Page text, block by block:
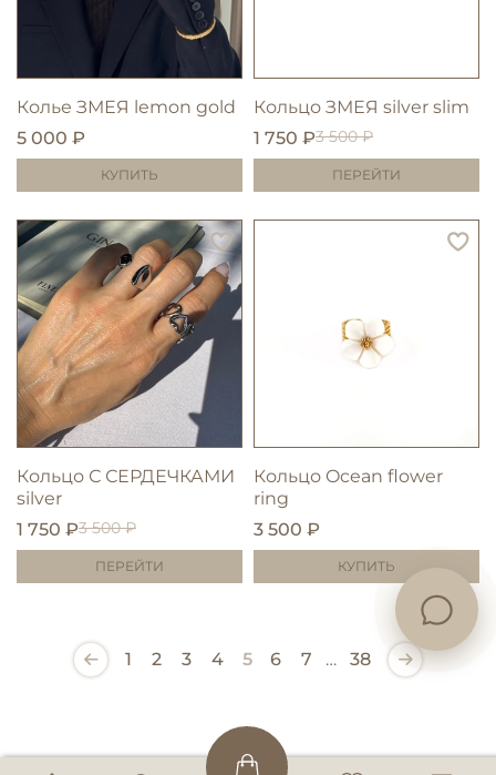
Колье ЗМЕЯ lemon gold
КУПИТЬ
5 000 ₽
Кольцо ЗМЕЯ silver slim
ПЕРЕЙТИ
3 500 ₽
1 750 ₽
Кольцо С СЕРДЕЧКАМИ
silver
ПЕРЕЙТИ
3 500 ₽
1 750 ₽
Кольцо Ocean flower
ring
КУПИТЬ
3 500 ₽
1 2 3 4 5 6 7 … 38